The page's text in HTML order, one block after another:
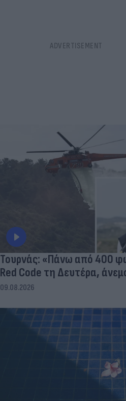
Τουρνάς: «Πάνω από 400
Red Code τη Δευτέρα,
09.08.2026